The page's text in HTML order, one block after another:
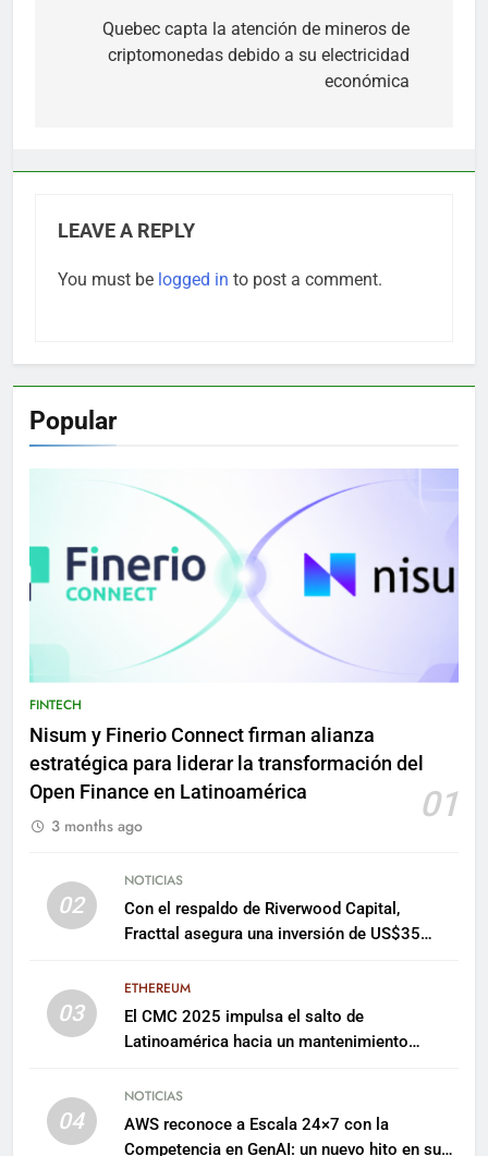
navigation
Quebec capta la atención de mineros de
criptomonedas debido a su electricidad
económica
LEAVE A REPLY
You must be logged in to post a comment.
Popular
FINTECH
Nisum y Finerio Connect firman alianza
estratégica para liderar la transformación del
Open Finance en Latinoamérica
01
3 months ago
02
NOTICIAS
Con el respaldo de Riverwood Capital,
Fracttal asegura una inversión de US$35
03
ETHEREUM
El CMC 2025 impulsa el salto de
Latinoamérica hacia un mantenimiento
04
NOTICIAS
AWS reconoce a Escala 24×7 con la
Competencia en GenAI: un nuevo hito en su